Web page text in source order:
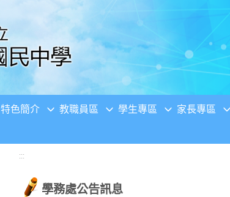
特色簡介 教職員區 學生專區 家長專區
:::
學務處公告訊息